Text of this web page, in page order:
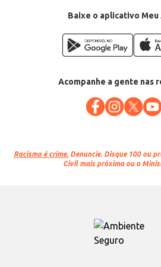
Baixe o aplicativo Meu
Acompanhe a gente nas
Racismo é crime. Denuncie. Disque 100 ou
Civil mais próxima ou o